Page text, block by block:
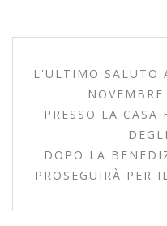
L'ULTIMO SALUTO
PRESSO LA CASA
DOPO LA
PROSEGUIRÀ PER